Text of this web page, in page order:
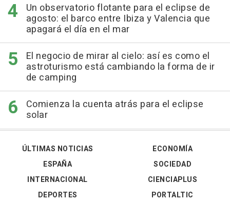
Un observatorio flotante para el eclipse de
agosto: el barco entre Ibiza y Valencia que
apagará el día en el mar
El negocio de mirar al cielo: así es como el
astroturismo está cambiando la forma de ir
de camping
Comienza la cuenta atrás para el eclipse
solar
ÚLTIMAS NOTICIAS
ESPAÑA
INTERNACIONAL
DEPORTES
ECONOMÍA
SOCIEDAD
CIENCIAPLUS
PORTALTIC